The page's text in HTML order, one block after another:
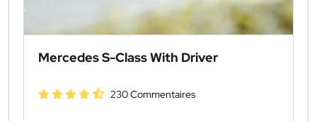
Mercedes S-Class With Driver
230 Commentaires